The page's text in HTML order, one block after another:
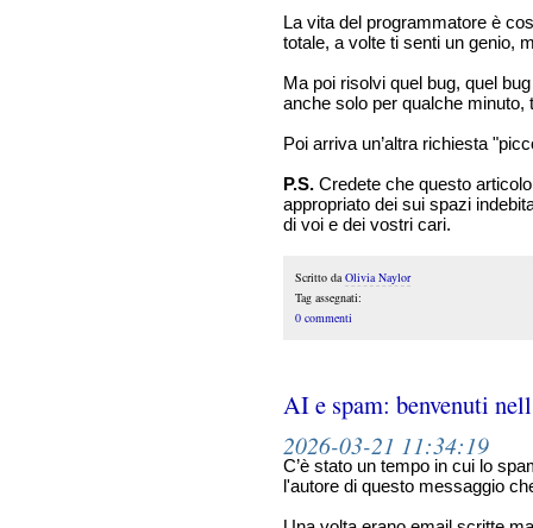
La vita del programmatore è
totale, a volte ti senti un genio,
Ma poi risolvi quel bug, quel
anche solo per qualche minuto,
Poi arriva un’altra richiesta
P.S.Credete che questo
appropriato dei sui spazi
di voi e dei vostri cari.
Scritto daOlivia Naylor
Tag assegnati:
0 commenti
AI e spam: benvenuti
2026-03-21 11:34:19
C’è stato un tempo in cui lo
l'autore di questo messaggio